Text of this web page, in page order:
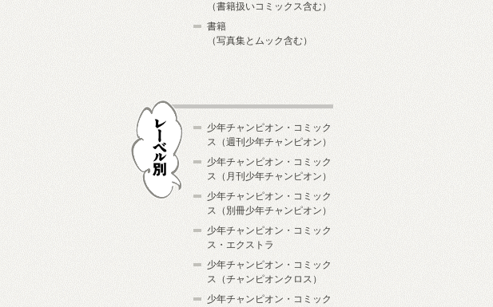
（書籍扱いコミックス含む）
書籍
（写真集とムック含む）
少年チャンピオン・コミック
ス（週刊少年チャンピオン）
少年チャンピオン・コミック
ス（月刊少年チャンピオン）
少年チャンピオン・コミック
ス（別冊少年チャンピオン）
少年チャンピオン・コミック
ス・エクストラ
少年チャンピオン・コミック
ス（チャンピオンクロス）
少年チャンピオン・コミック